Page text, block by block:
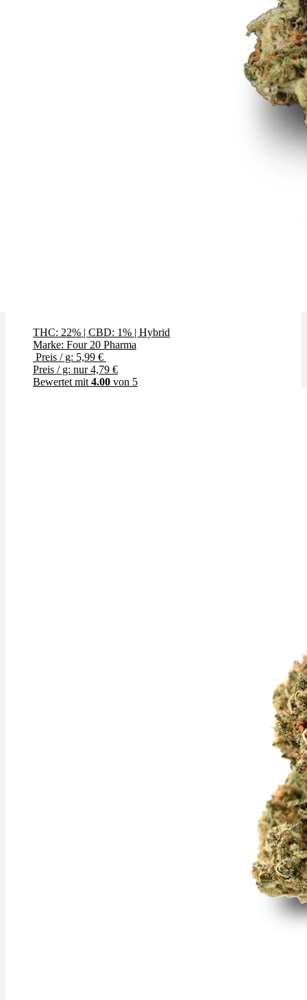
THC: 22% | CBD: 1% | Hybrid
Marke: Four 20 Pharma
Preis / g: 5,99 €
Preis / g: nur 4,79 €
Bewertet mit 4.00 von 5